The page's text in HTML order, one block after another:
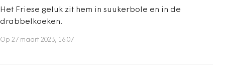
Het Friese geluk zit hem in suukerbole en in de
drabbelkoeken.
Op 27 maart 2023, 16:07